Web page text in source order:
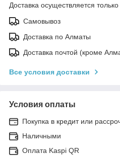
Доставка осуществляется
Самовывоз
Доставка по Алматы
Доставка почтой (кроме
Все условия доставки
Условия оплаты
Покупка в кредит или
Наличными
Оплата Kaspi QR